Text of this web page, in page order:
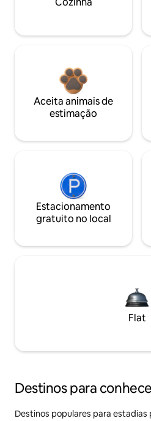
Aceita animais de
estimação
Estacionamento
gratuito no local
Flat
Destinos para
Destinos populares para estadias